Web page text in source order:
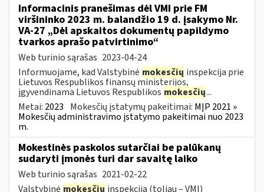
Informacinis pranešimas dėl VMI prie FM
viršininko 2023 m. balandžio 19 d. įsakymo Nr.
VA-27 „Dėl apskaitos dokumentų papildymo
tvarkos aprašo patvirtinimo“
Web turinio sąrašas 2023-04-24
Informuojame, kad Valstybinė mokesčių inspekcija prie
Lietuvos Respublikos finansų ministerijos,
įgyvendinama Lietuvos Respublikos mokesčių...
Metai: 2023 Mokesčių įstatymų pakeitimai: MĮP 2021 »
Mokesčių administravimo įstatymo pakeitimai nuo 2023
m.
Mokestinės paskolos sutarčiai be palūkanų
sudaryti įmonės turi dar savaitę laiko
Web turinio sąrašas 2021-02-22
Valstybinė mokesčių inspekcija (toliau – VMI)